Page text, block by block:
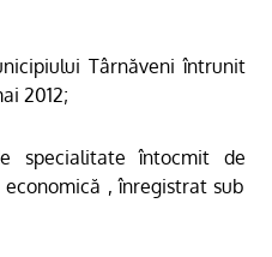
Târnăveni întrunit
2012;
specialitate întocmit de
, înregistrat sub